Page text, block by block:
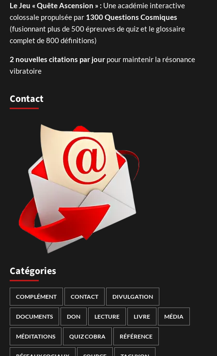
Le Jeu « Quête Ascension » : Une académie interactive
colossale propulsée par 1300 Questions Cosmiques
(fusionnant plus de 500 épreuves de quiz et le glossaire
complet de 800 définitions)
2 nouvelles citations par jour pour maintenir la résonance
vibratoire
Contact
Catégories
COMPLÉMENT CONTACT DIVULGATION
DOCUMENTS DON LECTURE LIVRE MÉDIA
MÉDITATIONS QUIZ COBRA RÉFÉRENCE